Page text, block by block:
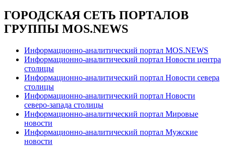
ГОРОДСКАЯ СЕТЬ ПОРТАЛОВ
ГРУППЫ MOS.NEWS
Информационно-аналитический портал MOS.NEWS
Информационно-аналитический портал Новости центра
столицы
Информационно-аналитический портал Новости севера
столицы
Информационно-аналитический портал Новости
северо-запада столицы
Информационно-аналитический портал Мировые
новости
Информационно-аналитический портал Мужские
новости